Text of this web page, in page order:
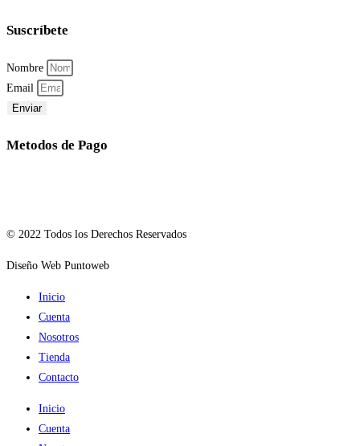
Suscríbete
Nombre
Email
Enviar
Metodos de Pago
© 2022 Todos los Derechos Reservados
Diseño Web Puntoweb
Inicio
Cuenta
Nosotros
Tienda
Contacto
Inicio
Cuenta